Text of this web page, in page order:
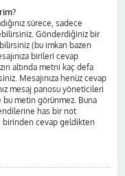
sürece, sadece
Gönderdiğiniz bir
(bu imkan bazen
birileri cevap
altında metni kaç defa
Mesajınıza henüz cevap
mesaj panosu yöneticileri
metin görünmez. Buna
has bir not
birinden cevap geldikten